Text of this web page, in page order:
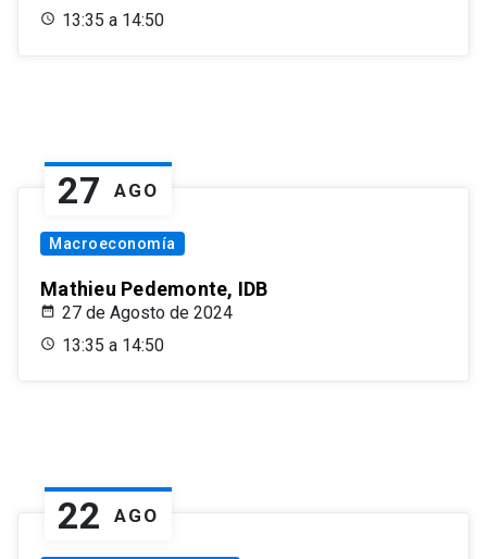
13:35 a 14:50
27 AGO
Macroeconomía
Mathieu Pedemonte, IDB
27 de Agosto de 2024
13:35 a 14:50
22 AGO